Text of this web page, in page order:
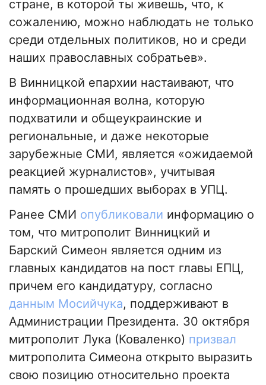
стране, в которой ты живешь, что, к
сожалению, можно наблюдать не только
среди отдельных политиков, но и среди
наших православных собратьев».
В Винницкой епархии настаивают, что
информационная волна, которую
подхватили и общеукраинские и
региональные, и даже некоторые
зарубежные СМИ, является «ожидаемой
реакцией журналистов», учитывая
память о прошедших выборах в УПЦ.
Ранее СМИ опубликовали информацию о
том, что митрополит Винницкий и
Барский Симеон является одним из
главных кандидатов на пост главы ЕПЦ,
причем его кандидатуру, согласно
данным Мосийчука, поддерживают в
Администрации Президента. 30 октября
митрополит Лука (Коваленко) призвал
митрополита Симеона открыто выразить
свою позицию относительно проекта